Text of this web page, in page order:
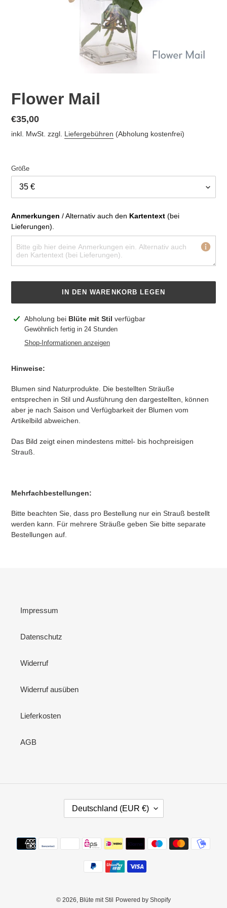
Flower Mail
Normaler
Preis
€35,00
inkl. MwSt. zzgl. Liefergebühren (Abholung kostenfrei)
Größe
Anmerkungen / Alternativ auch den Kartentext (bei
Lieferungen).
IN DEN WARENKORB LEGEN
ProduktAbholung bei Blüte mit Stil verfügbar
Gewöhnlich fertig in 24 Stunden
Shop-Informationen anzeigen
Hinweise:
Blumen sind Naturprodukte. Die bestellten Sträuße
entsprechen in Stil und Ausführung den dargestellten, können
aber je nach Saison und Verfügbarkeit der Blumen vom
Artikelbild abweichen.
Das Bild zeigt einen mindestens mittel- bis hochpreisigen
Strauß.
Mehrfachbestellungen:
Bitte beachten Sie, dass pro Bestellung nur ein Strauß bestellt
werden kann. Für mehrere Sträuße geben Sie bitte separate
Bestellungen auf.
Impressum
Datenschutz
Widerruf
Widerruf ausüben
Lieferkosten
AGB
O
Deutschland (EUR €)
Zahlungsmethoden
© 2026, Blüte mit Stil Powered by Shopify